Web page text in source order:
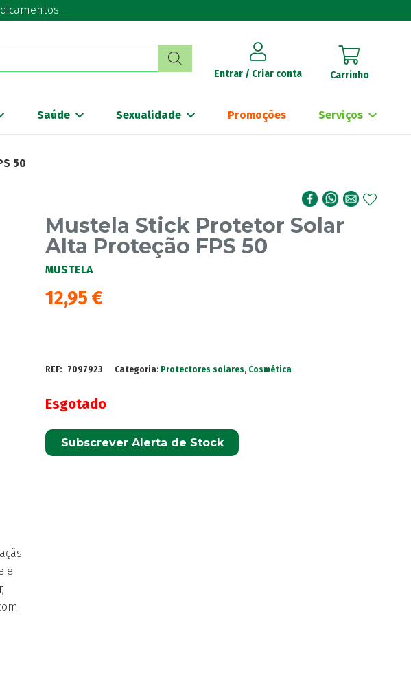
Entrar / Criar conta Carrinho
Saúde Sexualidade Promoções Serviços
50
e
Mustela Stick Protetor Solar
Alta Proteção FPS 50
MUSTELA
12,95€
REF: 7097923 Categoria: Protectores solares, Cosmética
Esgotado
Subscrever Alerta de Stock